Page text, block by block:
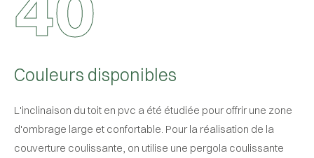
Couleurs disponibles
L'inclinaison du toit en pvc a été étudiée pour offrir une zone
d'ombrage large et confortable. Pour la réalisation de la
couverture coulissante, on utilise une pergola coulissante